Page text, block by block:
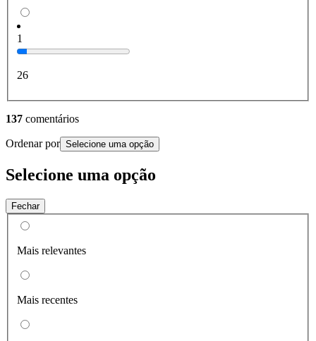
1
26
137 comentários
Ordenar por Selecione uma opção
Selecione uma opção
Fechar
Mais relevantes
Mais recentes